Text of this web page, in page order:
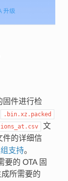
固件进行检
.bin.xz.packed
文
件的详细信
支持。
要的 OTA 固
成所需要的